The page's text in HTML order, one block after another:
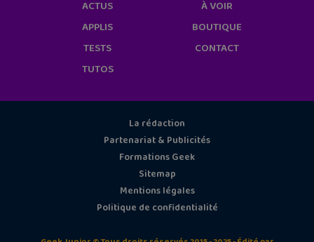
ACTUS
APPLIS
TESTS
TUTOS
À VOIR
BOUTIQUE
CONTACT
La rédaction
Partenariat & Publicités
Formations Geek
Sitemap
Mentions légales
Politique de confidentialité